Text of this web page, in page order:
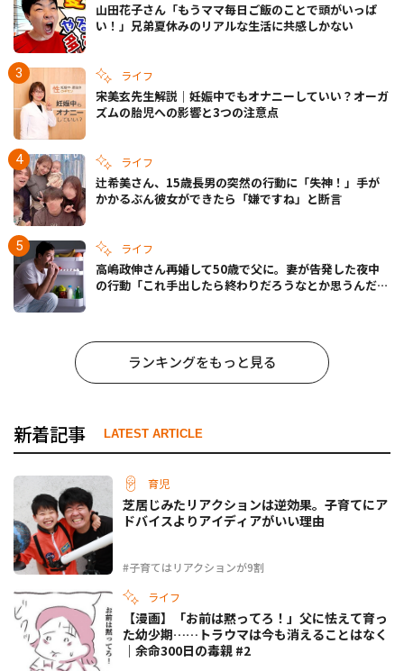
山田花子さん「もうママ毎日ご飯のことで頭がいっぱ
い！」兄弟夏休みのリアルな生活に共感しかない
ライフ
宋美玄先生解説｜妊娠中でもオナニーしていい？オーガ
ズムの胎児への影響と3つの注意点
ライフ
辻希美さん、15歳長男の突然の行動に「失神！」手が
かかるぶん彼女ができたら「嫌ですね」と断言
ライフ
高嶋政伸さん再婚して50歳で父に。妻が告発した夜中
の行動「これ手出したら終わりだろうなとか思うんだけ
ランキングをもっと見る
新着記事 LATEST ARTICLE
育児
#子育てはリアクションが9割
芝居じみたリアクションは逆効果。子育てにア
ドバイスよりアイディアがいい理由
ライフ
【漫画】「お前は黙ってろ！」父に怯えて育っ
た幼少期……トラウマは今も消えることはなく
｜余命300日の毒親 #2